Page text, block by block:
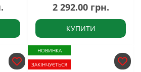
2 292.00 грн.
КУПИТИ
НОВИНКА
ЗАКІНЧУЄТЬСЯ